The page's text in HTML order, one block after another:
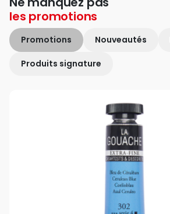
les promotions
Promotions Nouveautés
Produits signature